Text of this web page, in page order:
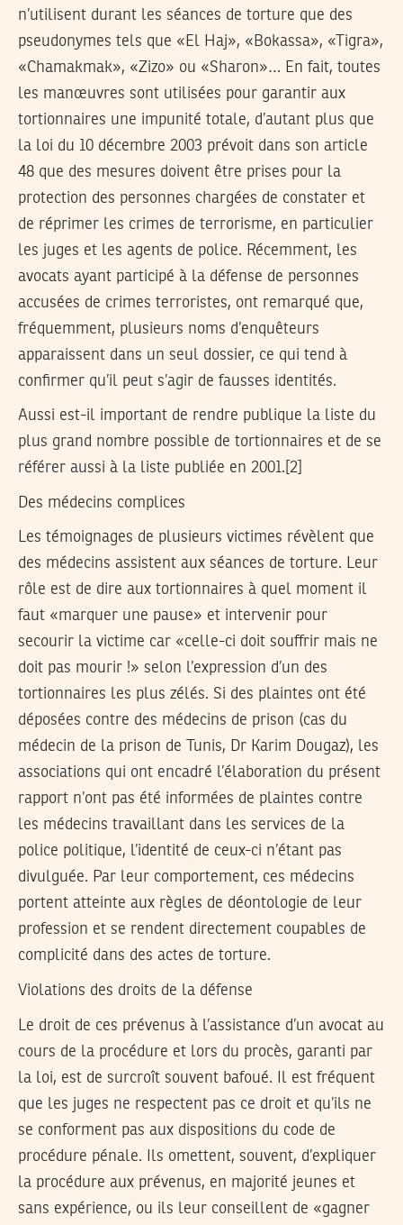
n’utilisent durant les séances de torture que des
pseudonymes tels que «El Haj», «Bokassa», «Tigra»,
«Chamakmak», «Zizo» ou «Sharon»… En fait, toutes
les manœuvres sont utilisées pour garantir aux
tortionnaires une impunité totale, d’autant plus que
la loi du 10 décembre 2003 prévoit dans son article
48 que des mesures doivent être prises pour la
protection des personnes chargées de constater et
de réprimer les crimes de terrorisme, en particulier
les juges et les agents de police. Récemment, les
avocats ayant participé à la défense de personnes
accusées de crimes terroristes, ont remarqué que,
fréquemment, plusieurs noms d’enquêteurs
apparaissent dans un seul dossier, ce qui tend à
confirmer qu’il peut s’agir de fausses identités.
Aussi est-il important de rendre publique la liste du
plus grand nombre possible de tortionnaires et de se
référer aussi à la liste publiée en 2001.[2]
Des médecins complices
Les témoignages de plusieurs victimes révèlent que
des médecins assistent aux séances de torture. Leur
rôle est de dire aux tortionnaires à quel moment il
faut «marquer une pause» et intervenir pour
secourir la victime car «celle-ci doit souffrir mais ne
doit pas mourir !» selon l’expression d’un des
tortionnaires les plus zélés. Si des plaintes ont été
déposées contre des médecins de prison (cas du
médecin de la prison de Tunis, Dr Karim Dougaz), les
associations qui ont encadré l’élaboration du présent
rapport n’ont pas été informées de plaintes contre
les médecins travaillant dans les services de la
police politique, l’identité de ceux-ci n’étant pas
divulguée. Par leur comportement, ces médecins
portent atteinte aux règles de déontologie de leur
profession et se rendent directement coupables de
complicité dans des actes de torture.
Violations des droits de la défense
Le droit de ces prévenus à l’assistance d’un avocat au
cours de la procédure et lors du procès, garanti par
la loi, est de surcroît souvent bafoué. Il est fréquent
que les juges ne respectent pas ce droit et qu’ils ne
se conforment pas aux dispositions du code de
procédure pénale. Ils omettent, souvent, d’expliquer
la procédure aux prévenus, en majorité jeunes et
sans expérience, ou ils leur conseillent de «gagner